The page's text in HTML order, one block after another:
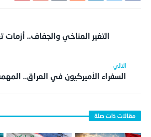
التغير المناخي والجفاف.. أزمات
السفراء الأميركيون في العراق..